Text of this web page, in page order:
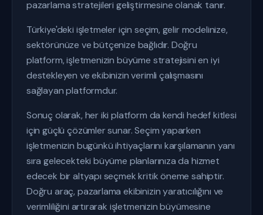
pazarlama stratejileri geliştirmesine olanak tanır.
Türkiye'deki işletmeler için seçim, gelir modelinize,
sektörünüze ve bütçenize bağlıdır. Doğru
platform, işletmenizin büyüme stratejisini en iyi
destekleyen ve ekibinizin verimli çalışmasını
sağlayan platformdur.
Sonuç olarak, her iki platform da kendi hedef kitlesi
için güçlü çözümler sunar. Seçim yaparken
işletmenizin bugünkü ihtiyaçlarını karşılamanın yanı
sıra gelecekteki büyüme planlarınıza da hizmet
edecek bir altyapı seçmek kritik öneme sahiptir.
Doğru araç, pazarlama ekibinizin yaratıcılığını ve
verimliliğini artırarak işletmenizin büyümesine